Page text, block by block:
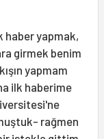
haber yapmak,
girmek benim
yapmam
ilk haberime
rağmen